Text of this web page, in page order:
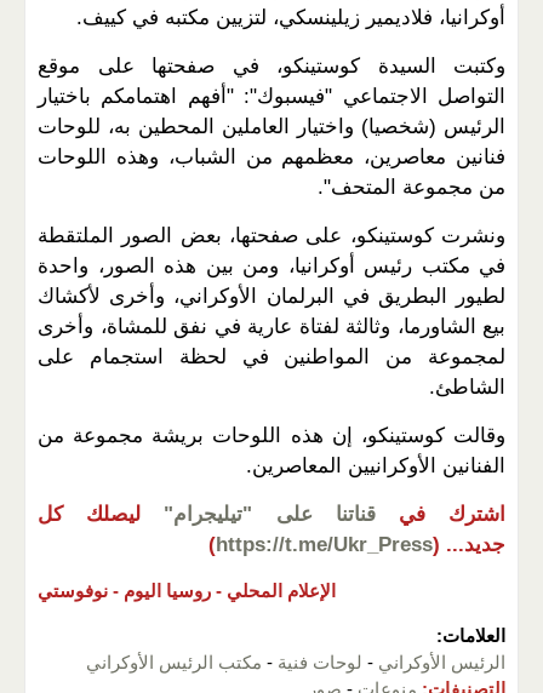
أوكرانيا، فلاديمير زيلينسكي، لتزيين مكتبه في كييف.
وكتبت السيدة كوستينكو، في صفحتها على موقع
التواصل الاجتماعي "فيسبوك": "أفهم اهتمامكم باختيار
الرئيس (شخصيا) واختيار العاملين المحطين به، للوحات
فنانين معاصرين، معظمهم من الشباب، وهذه اللوحات
من مجموعة المتحف".
ونشرت كوستينكو، على صفحتها، بعض الصور الملتقطة
في مكتب رئيس أوكرانيا، ومن بين هذه الصور، واحدة
لطيور البطريق في البرلمان الأوكراني، وأخرى لأكشاك
بيع الشاورما، وثالثة لفتاة عارية في نفق للمشاة، وأخرى
لمجموعة من المواطنين في لحظة استجمام على
الشاطئ.
وقالت كوستينكو، إن هذه اللوحات بريشة مجموعة من
الفنانين الأوكرانيين المعاصرين.
اشترك في قناتنا على "تيليجرام"
ليصلك كل
جديد... (
https://t.me/Ukr_Press
)
الإعلام المحلي - روسيا اليوم - نوفوستي
العلامات:
الرئيس الأوكراني - لوحات فنية - مكتب الرئيس الأوكراني
التصنيفات: منوعات - صور